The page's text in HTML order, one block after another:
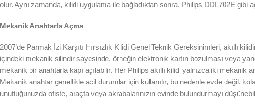
olur. Aynı zamanda, kilidi uygulama ile bağladıktan sonra, Philips DDL702E gibi
Mekanik Anahtarla Açma
2007’de Parmak İzi Karşıtı Hırsızlık Kilidi Genel Teknik Gereksinimleri, akıllı
içindeki mekanik silindir sayesinde, örneğin elektronik kartın bozulması veya
mekanik bir anahtarla kapı açılabilir. Her Philips akıllı kilidi yalnızca iki
Mekanik anahtar genellikle acil durumlar için kullanılır, bu nedenle evde değil,
unuttuğunuzda ofiste, araçta veya akrabalarınızın evinde bulundurmayı